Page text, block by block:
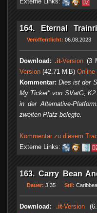
164. Eternal
Veröffentlicht: 06.08.2023
Download: .it-Version (3
Version (42.71 MiB) Online
Kommentar: Dies ist der
My Ticket" von SVatG, K2
in der Alternative-
zweiten Platz belegte.
Kommentar zu diesem
Externe Links:
163. Carry Bean
Dauer: 3:35 Stil:
Download: .it-Version